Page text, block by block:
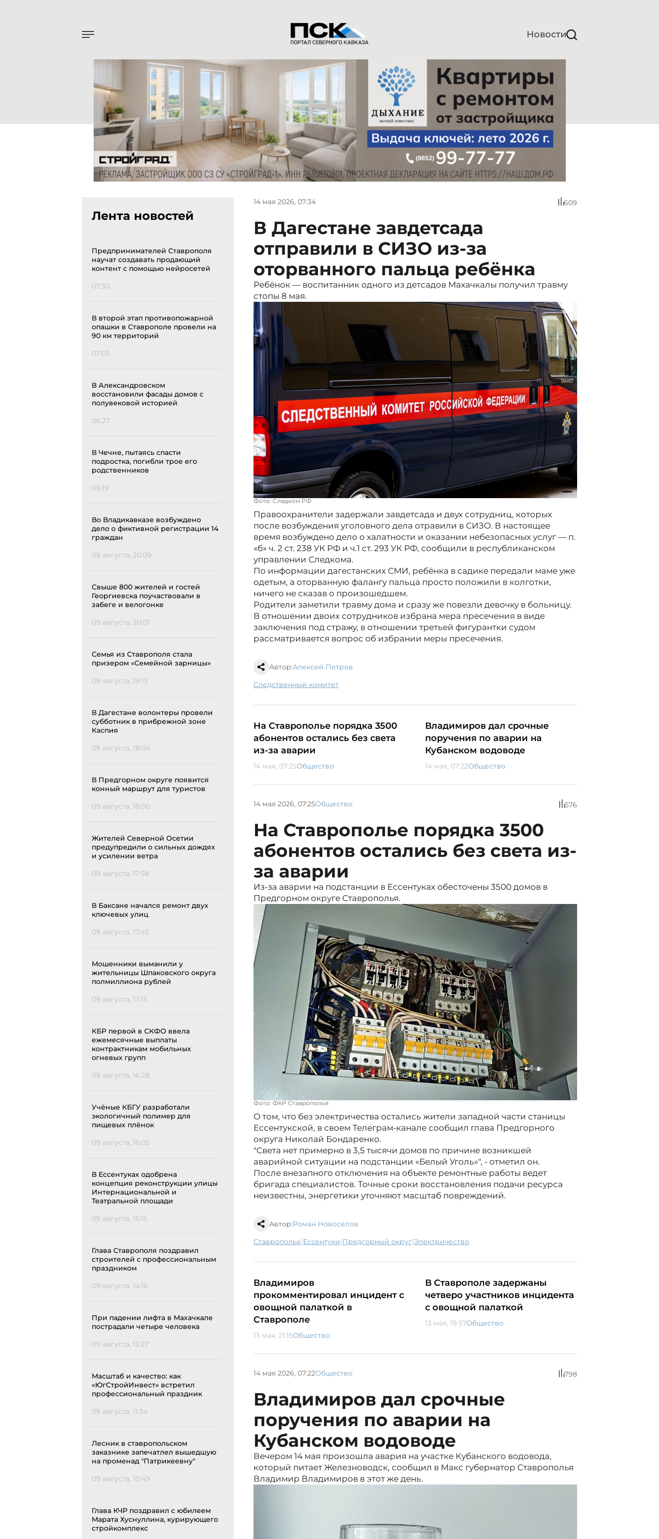
Новости
Лента новостей
Предпринимателей Ставрополя
научат создавать продающий
контент с помощью нейросетей
07:30
В второй этап противопожарной
опашки в Ставрополе провели на
90 км территорий
07:03
В Александровском
восстановили фасады домов с
полувековой историей
06:27
В Чечне, пытаясь спасти
подростка, погибли трое его
родственников
06:19
Во Владикавказе возбуждено
дело о фиктивной регистрации 14
граждан
09 августа, 20:09
Свыше 800 жителей и гостей
Георгиевска поучаствовали в
забеге и велогонке
09 августа, 20:01
Семья из Ставрополя стала
призером «Семейной зарницы»
09 августа, 19:13
В Дагестане волонтеры провели
субботник в прибрежной зоне
Каспия
09 августа, 18:04
В Предгорном округе появится
конный маршрут для туристов
09 августа, 18:00
Жителей Северной Осетии
предупредили о сильных дождях
и усилении ветра
09 августа, 17:58
В Баксане начался ремонт двух
ключевых улиц
09 августа, 17:45
Мошенники выманили у
жительницы Шпаковского округа
полмиллиона рублей
09 августа, 17:13
КБР первой в СКФО ввела
ежемесячные выплаты
контрактникам мобильных
огневых групп
09 августа, 16:28
Учёные КБГУ разработали
экологичный полимер для
пищевых плёнок
09 августа, 16:05
В Ессентуках одобрена
концепция реконструкции улицы
Интернациональной и
Театральной площади
09 августа, 15:15
Глава Ставрополя поздравил
строителей с профессиональным
праздником
09 августа, 14:16
При падении лифта в Махачкале
пострадали четыре человека
09 августа, 13:27
Масштаб и качество: как
«ЮгСтройИнвест» встретил
профессиональный праздник
09 августа, 11:34
Лесник в ставропольском
заказнике запечатлел вышедшую
на променад "Патрикеевну"
09 августа, 10:49
Глава КЧР поздравил с юбилеем
Марата Хуснуллина, курирующего
стройкомплекс
14 мая 2026, 07:34 609
В Дагестане завдетсада
отправили в СИЗО из-за
оторванного пальца ребёнка
Ребёнок — воспитанник одного из детсадов Махачкалы получил травму
стопы 8 мая.
Фото: Следком РФ
Правоохранители задержали завдетсада и двух сотрудниц, которых
после возбуждения уголовного дела отравили в СИЗО. В настоящее
время возбуждено дело о халатности и оказании небезопасных услуг — п.
«б» ч. 2 ст. 238 УК РФ и ч.1 ст. 293 УК РФ, сообщили в республиканском
управлении Следкома.
По информации дагестанских СМИ, ребёнка в садике передали маме уже
одетым, а оторванную фалангу пальца просто положили в колготки,
ничего не сказав о произошедшем.
Родители заметили травму дома и сразу же повезли девочку в больницу.
В отношении двоих сотрудников избрана мера пресечения в виде
заключения под стражу, в отношении третьей фигурантки судом
рассматривается вопрос об избрании меры пресечения.
Автор:Алексей Петров
следственный комитет
На Ставрополье порядка 3500
абонентов остались без света
из-за аварии
14 мая, 07:25Общество
Владимиров дал срочные
поручения по аварии на
Кубанском водоводе
14 мая, 07:22Общество
14 мая 2026, 07:25Общество 576
На Ставрополье порядка 3500
абонентов остались без света из-
за аварии
Из-за аварии на подстанции в Ессентуках обесточены 3500 домов в
Предгорном округе Ставрополья.
Фото: ФКР Ставрополья
О том, что без электричества остались жители западной части станицы
Ессентукской, в своем Телеграм-канале сообщил глава Предгорного
округа Николай Бондаренко.
"Света нет примерно в 3,5 тысячи домов по причине возникшей
аварийной ситуации на подстанции «Белый Уголь»", - отметил он.
После внезапного отключения на объекте ремонтные работы ведет
бригада специалистов. Точные сроки восстановления подачи ресурса
неизвестны, энергетики уточняют масштаб повреждений.
Автор:Роман Новоселов
Ставрополье| Ессентуки| Предгорный округ| электричество
Владимиров
прокомментировал инцидент с
овощной палаткой в
Ставрополе
13 мая, 21:15Общество
В Ставрополе задержаны
четверо участников инцидента
с овощной палаткой
13 мая, 19:57Общество
14 мая 2026, 07:22Общество 798
Владимиров дал срочные
поручения по аварии на
Кубанском водоводе
Вечером 14 мая произошла авария на участке Кубанского водовода,
который питает Железноводск, сообщил в Макс губернатор Ставрополья
Владимир Владимиров в этот же день.